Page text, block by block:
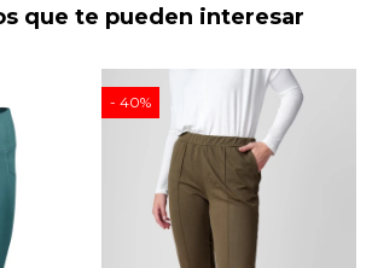
que te pueden interesar
40